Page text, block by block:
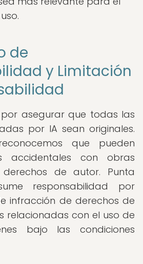
de
y Limitación
por asegurar que todas las
por IA sean originales.
que pueden
accidentales con obras
de autor. Punta
responsabilidad por
infracción de derechos de
relacionadas con el uso de
bajo las condiciones